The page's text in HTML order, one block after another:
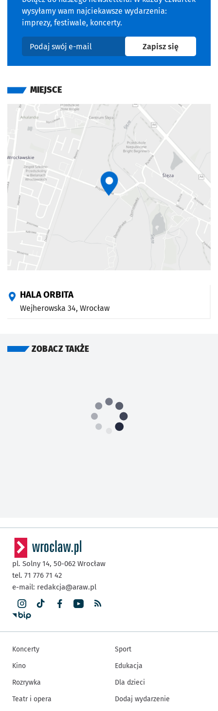
wysyłamy wam najciekawsze wydarzenia:
imprezy, festiwale, koncerty.
Podaj swój e-mail
Zapisz sięna
MIEJSCE
HALA ORBITA
Wejherowska 34, Wrocław
ZOBACZ TAKŻE
pl. Solny 14, 50-062 Wrocław
tel. 71 776 71 42
e-mail: redakcja@araw.pl
Koncerty
Kino
Rozrywka
Teatr i opera
Sport
Edukacja
Dla dzieci
Dodaj wydarzenie